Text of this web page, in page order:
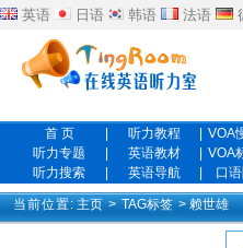
英语 日语 韩语 法语
首 页 听力教程 VOA
听力专题
英语教材 VOA
听力搜索
英语导航 口
当前位置: 主页 > TAG标签 > 赖世雄